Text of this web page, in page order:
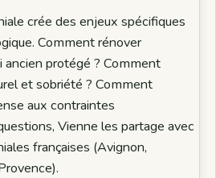
crée des enjeux spécifiques
Comment rénover
protégé ? Comment
et sobriété ? Comment
aux contraintes
Vienne les partage avec
françaises (Avignon,